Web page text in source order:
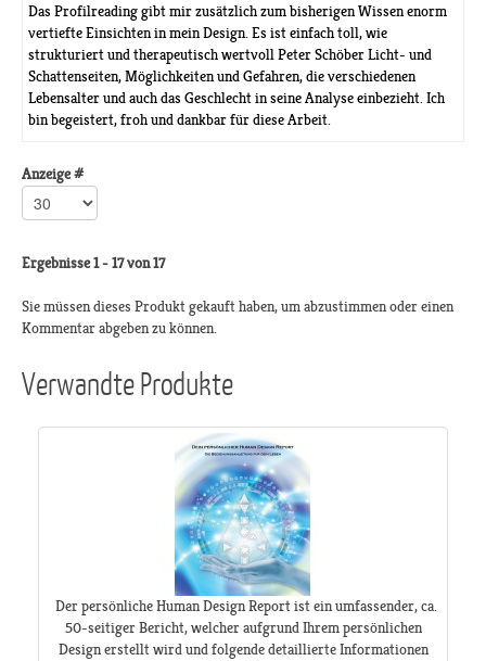
Das Profilreading gibt mir zusätzlich zum bisherigen Wissen enorm
vertiefte Einsichten in mein Design. Es ist einfach toll, wie
strukturiert und therapeutisch wertvoll Peter Schöber Licht- und
Schattenseiten, Möglichkeiten und Gefahren, die verschiedenen
Lebensalter und auch das Geschlecht in seine Analyse einbezieht. Ich
bin begeistert, froh und dankbar für diese Arbeit.
Anzeige #
Ergebnisse 1 - 17 von 17
Sie müssen dieses Produkt gekauft haben, um abzustimmen oder einen
Kommentar abgeben zu können.
Verwandte Produkte
Der persönliche Human Design Report ist ein umfassender, ca.
50-seitiger Bericht, welcher aufgrund Ihrem persönlichen
Design erstellt wird und folgende detaillierte Informationen